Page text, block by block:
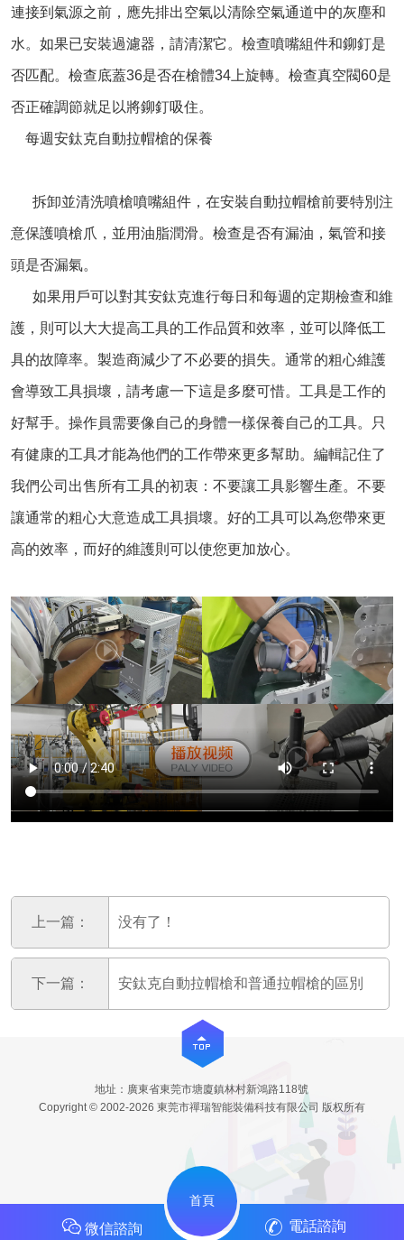
連接到氣源之前，應先排出空氣以清除空氣通道中的灰塵和
水。如果已安裝過濾器，請清潔它。檢查噴嘴組件和鉚釘是
否匹配。檢查底蓋36是否在槍體34上旋轉。檢查真空閥60是
否正確調節就足以將鉚釘吸住。
每週安鈦克自動拉帽槍的保養
拆卸並清洗噴槍噴嘴組件，在安裝自動拉帽槍前要特別注
意保護噴槍爪，並用油脂潤滑。檢查是否有漏油，氣管和接
頭是否漏氣。
如果用戶可以對其安鈦克進行每日和每週的定期檢查和維
護，則可以大大提高工具的工作品質和效率，並可以降低工
具的故障率。製造商減少了不必要的損失。通常的粗心維護
會導致工具損壞，請考慮一下這是多麼可惜。工具是工作的
好幫手。操作員需要像自己的身體一樣保養自己的工具。只
有健康的工具才能為他們的工作帶來更多幫助。編輯記住了
我們公司出售所有工具的初衷：不要讓工具影響生產。不要
讓通常的粗心大意造成工具損壞。好的工具可以為您帶來更
高的效率，而好的維護則可以使您更加放心。
上一篇： 没有了！
下一篇： 安鈦克自動拉帽槍和普通拉帽槍的區別
地址：廣東省東莞市塘廈鎮林村新鴻路118號
Copyright © 2002-2026 東莞市禪瑞智能裝備科技有限公司 版权所有
微信諮詢
首頁
電話諮詢